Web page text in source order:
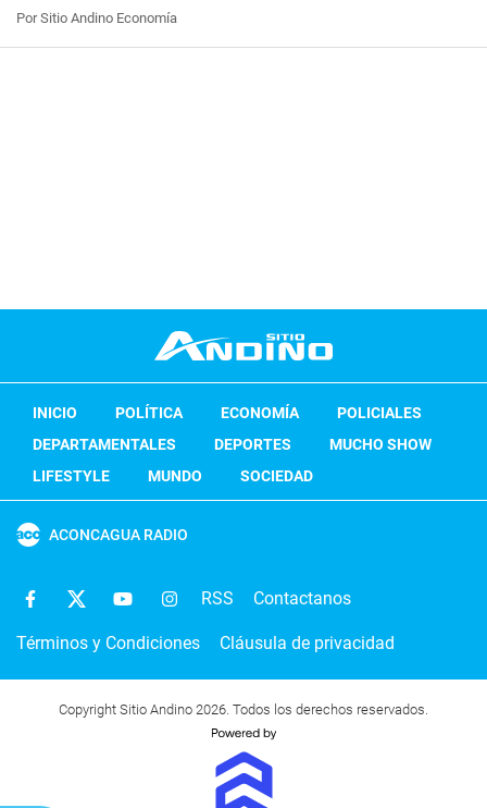
Por Sitio Andino Economía
INICIO POLÍTICA ECONOMÍA
POLICIALES
DEPARTAMENTALES
DEPORTES
MUCHO SHOW
LIFESTYLE
MUNDO SOCIEDAD
ACONCAGUA RADIO
RSS Contactanos
Términos y Condiciones Cláusula de privacidad
Copyright Sitio Andino 2026. Todos los derechos reservados.